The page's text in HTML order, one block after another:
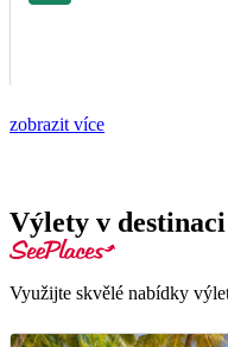
zobrazit více
Výlety v destinaci
Využijte skvělé nabídky